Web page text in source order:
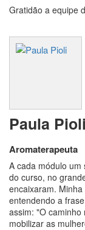
Gratidão a equipe
Paula Pioli
Aromaterapeuta
A cada módulo um
do curso, no
encaixaram.
entendendo a
assim: "O
mobilizar as